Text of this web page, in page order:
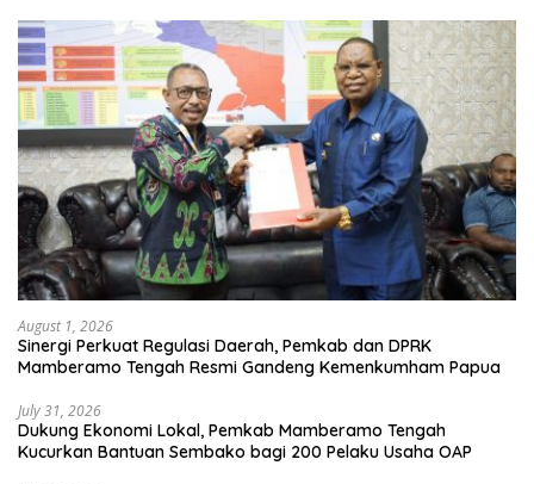
August 1, 2026
Sinergi Perkuat Regulasi Daerah, Pemkab dan DPRK
Mamberamo Tengah Resmi Gandeng Kemenkumham Papua
July 31, 2026
Dukung Ekonomi Lokal, Pemkab Mamberamo Tengah
Kucurkan Bantuan Sembako bagi 200 Pelaku Usaha OAP